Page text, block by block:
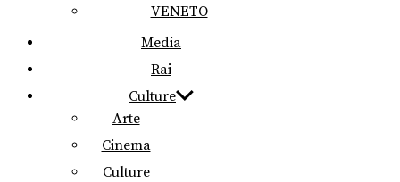
VENETO
Media
Rai
Culture
Arte
Cinema
Culture